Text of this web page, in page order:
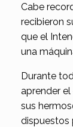
Cabe
recibieron
que el
una
Durante
aprender
sus
dispuestos